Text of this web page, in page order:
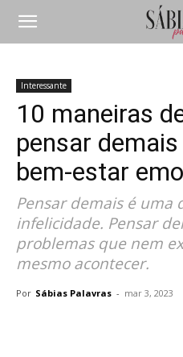
Interessante
10 maneiras
pensar
bem-estar
Pensar demais é uma
infelicidade. Pensar
problemas que nem
mesmo acontecer.
Por Sábias Palavras - mar 3, 2023